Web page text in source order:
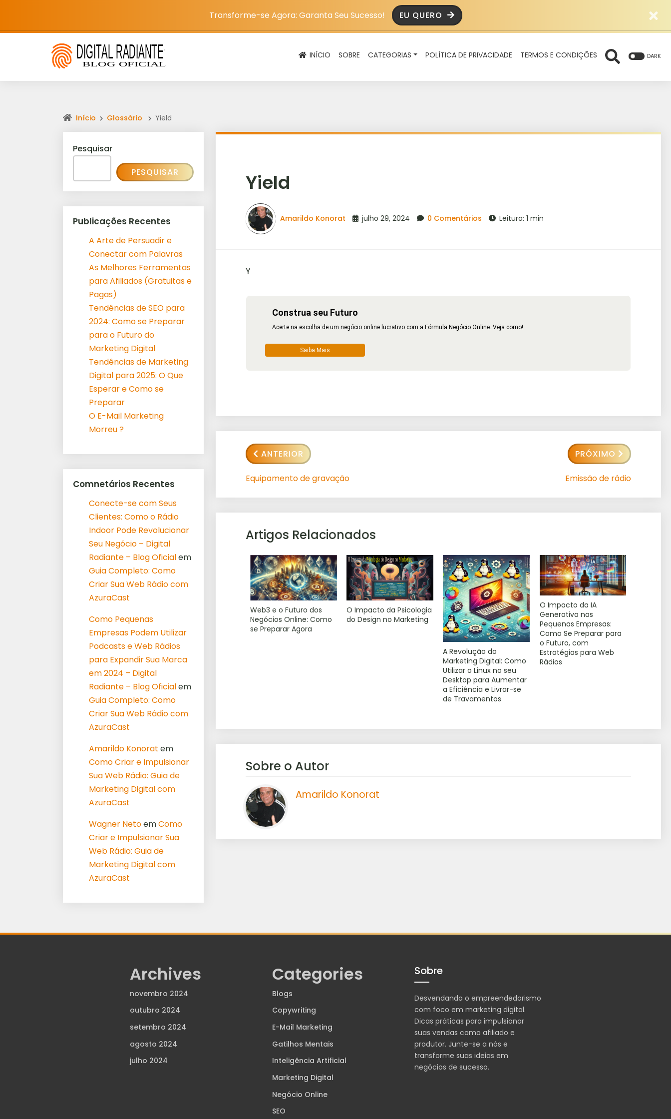
Transforme-se Agora: Garanta Seu Sucesso! EU QUERO
INÍCIO SOBRE CATEGORIAS POLÍTICA DE PRIVACIDADE TERMOS E CONDIÇÕES DARK
Início Glossário Yield
Yield
Amarildo Konorat julho 29, 2024 0 Comentários Leitura: 1 min
Y
Construa seu Futuro
Acerte na escolha de um negócio online lucrativo com a Fórmula Negócio Online. Veja como!
Saiba Mais
ANTERIOR
Equipamento de gravação
PRÓXIMO
Emissão de rádio
Artigos Relacionados
Web3 e o Futuro dos
Negócios Online: Como
se Preparar Agora
O Impacto da Psicologia
do Design no Marketing
A Revolução do
Marketing Digital: Como
Utilizar o Linux no seu
Desktop para Aumentar
a Eficiência e Livrar-se
de Travamentos
O Impacto da IA
Generativa nas
Pequenas Empresas:
Como Se Preparar para
o Futuro, com
Estratégias para Web
Rádios
Sobre o Autor
Amarildo Konorat
Pesquisar
PESQUISAR
Publicações Recentes
A Arte de Persuadir e
Conectar com Palavras
As Melhores Ferramentas
para Afiliados (Gratuitas e
Pagas)
Tendências de SEO para
2024: Como se Preparar
para o Futuro do
Marketing Digital
Tendências de Marketing
Digital para 2025: O Que
Esperar e Como se
Preparar
O E-Mail Marketing
Morreu ?
Comnetários Recentes
Conecte-se com Seus
Clientes: Como o Rádio
Indoor Pode Revolucionar
Seu Negócio – Digital
Radiante – Blog Oficialem
Guia Completo: Como
Criar Sua Web Rádio com
AzuraCast
Como Pequenas
Empresas Podem Utilizar
Podcasts e Web Rádios
para Expandir Sua Marca
em 2024 – Digital
Radiante – Blog Oficialem
Guia Completo: Como
Criar Sua Web Rádio com
AzuraCast
Amarildo Konorat em
Como Criar e Impulsionar
Sua Web Rádio: Guia de
Marketing Digital com
AzuraCast
Wagner NetoemComo
Criar e Impulsionar Sua
Web Rádio: Guia de
Marketing Digital com
AzuraCast
Archives
novembro 2024
outubro 2024
setembro 2024
agosto 2024
julho 2024
Categories
Blogs
Copywriting
E-Mail Marketing
Gatilhos Mentais
Inteligência Artificial
Marketing Digital
Negócio Online
SEO
Sobre
Desvendando o empreendedorismo
com foco em marketing digital.
Dicas práticas para impulsionar
suas vendas como afiliado e
produtor. Junte-se a nós e
transforme suas ideias em
negócios de sucesso.